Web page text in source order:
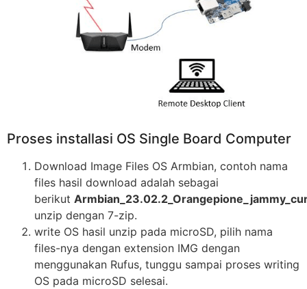
Proses installasi OS Single Board Computer
Download Image Files OS Armbian, contoh nama
files hasil download adalah sebagai
berikut
unzip dengan 7-zip.
write OS hasil unzip pada microSD, pilih nama
files-nya dengan extension IMG dengan
menggunakan Rufus, tunggu sampai proses writing
OS pada microSD selesai.